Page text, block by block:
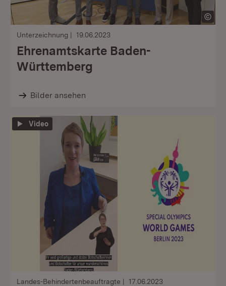
Unterzeichnung 19.06.2023
Ehrenamtskarte Baden-
Württemberg
Bilder ansehen
Video
Landes-Behindertenbeauftragte 17.06.2023